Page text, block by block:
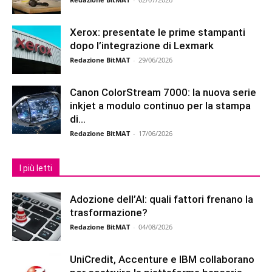
Xerox: presentate le prime stampanti
dopo l’integrazione di Lexmark
Redazione BitMAT - 29/06/2026
Canon ColorStream 7000: la nuova serie
inkjet a modulo continuo per la stampa
di...
Redazione BitMAT - 17/06/2026
I più letti
Adozione dell’AI: quali fattori frenano la
trasformazione?
Redazione BitMAT - 04/08/2026
UniCredit, Accenture e IBM collaborano